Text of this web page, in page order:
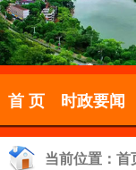
首 页 时政要闻
当前位置： 首